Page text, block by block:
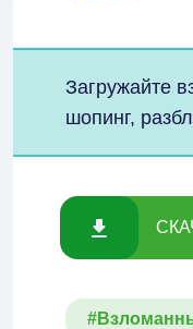
Загружайте
шопинг,